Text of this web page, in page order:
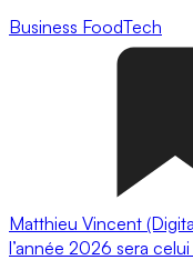
Business FoodTech
Matthieu Vincent
l’année 2026 sera